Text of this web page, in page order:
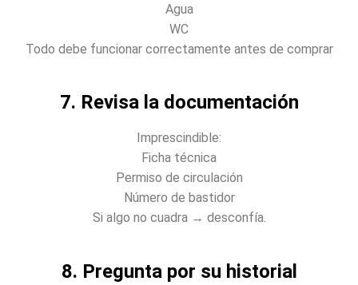
Agua
WC
Todo debe funcionar correctamente antes de comprar
7. Revisa la documentación
Imprescindible:
Ficha técnica
Permiso de circulación
Número de bastidor
Si algo no cuadra → desconfía.
8. Pregunta por su historial